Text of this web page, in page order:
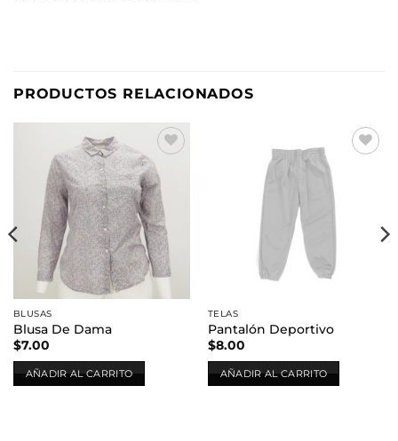
PRODUCTOS RELACIONADOS
Añadir
a la
lista de
deseos
BLUSAS
Blusa De Dama
$7.00
AÑADIR AL CARRITO
TELAS
Pantalón Deportivo
$8.00
AÑADIR AL CARRITO